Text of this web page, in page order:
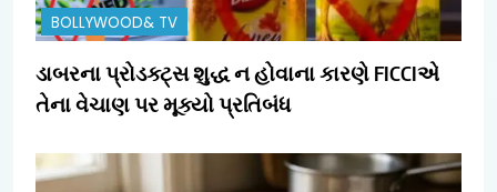
BOLLYWOOD& TV
ડાબરના પ્રોડક્ટ્સ શુદ્ધ ન હોવાના કારણે FICCIએ
તેના વેચાણ પર મૂક્યો પ્રતિબંધ